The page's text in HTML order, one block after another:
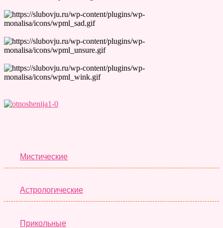
Мистические
Астрологические
Прикольные